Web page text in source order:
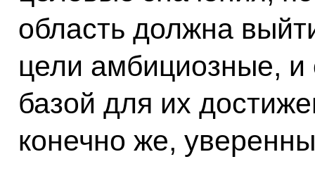
область должна
цели амбициозные, и
базой для их
конечно же,